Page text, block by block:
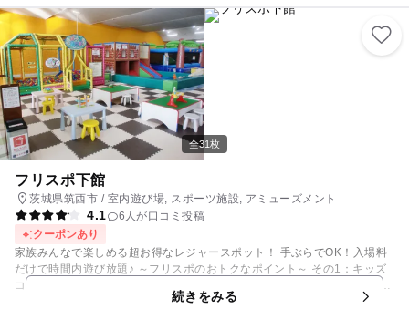
してお出かけしましょう。
全31枚
フリスポ下館
茨城県筑西市 / 室内遊び場, スポーツ施設, アミューズメント
4.1
6人が口コミ投稿
クーポンあり
家族みんなで楽しめる超お得なレジャースポット！ 手ぶらでOK！入場料
だけで時間内遊び放題♪ ～フリスポのおトクなポイント～ その1：キッズ
コーナーが充実♪ 小さなお子様も安心して遊べるキッズコーナーは、 広々
として遊べるアイテムも充実！ 目の届く場所に大人の方の休憩スペースも
続きをみる